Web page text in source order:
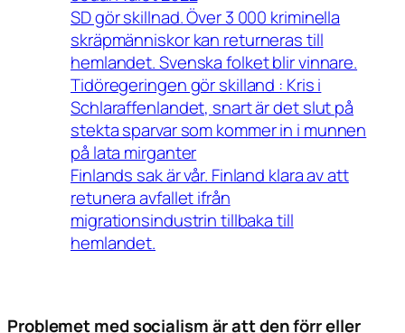
SD gör skillnad. Över 3 000 kriminella
skräpmänniskor kan returneras till
hemlandet. Svenska folket blir vinnare.
Tidöregeringen gör skilland : Kris i
Schlaraffenlandet, snart är det slut på
stekta sparvar som kommer in i munnen
på lata mirganter
Finlands sak är vår. Finland klara av att
retunera avfallet ifrån
migrationsindustrin tillbaka till
hemlandet.
Problemet med socialism är att den förr eller